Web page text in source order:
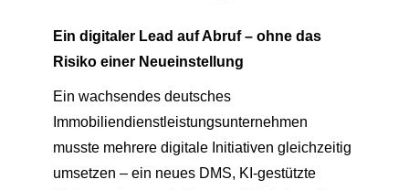
Ein digitaler Lead auf Abruf – ohne das
Risiko einer Neueinstellung
Ein wachsendes deutsches
Immobiliendienstleistungsunternehmen
musste mehrere digitale Initiativen gleichzeitig
umsetzen – ein neues DMS, KI-gestützte